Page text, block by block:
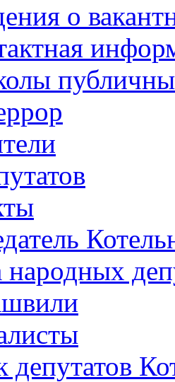
о
народных
депутатов